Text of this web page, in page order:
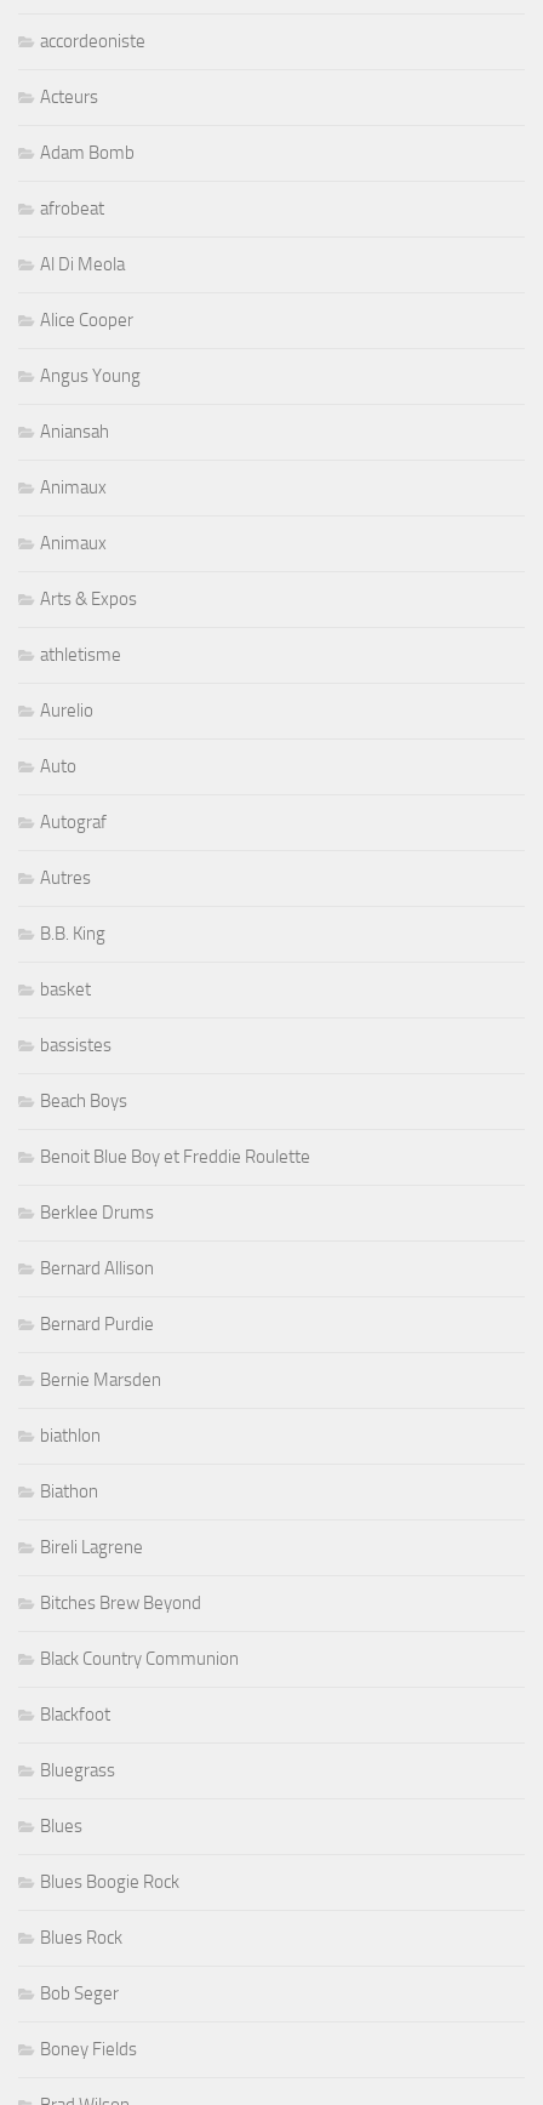
accordeoniste
Acteurs
Adam Bomb
afrobeat
Al Di Meola
Alice Cooper
Angus Young
Aniansah
Animaux
Animaux
Arts & Expos
athletisme
Aurelio
Auto
Autograf
Autres
B.B. King
basket
bassistes
Beach Boys
Benoit Blue Boy et Freddie Roulette
Berklee Drums
Bernard Allison
Bernard Purdie
Bernie Marsden
biathlon
Biathon
Bireli Lagrene
Bitches Brew Beyond
Black Country Communion
Blackfoot
Bluegrass
Blues
Blues Boogie Rock
Blues Rock
Bob Seger
Boney Fields